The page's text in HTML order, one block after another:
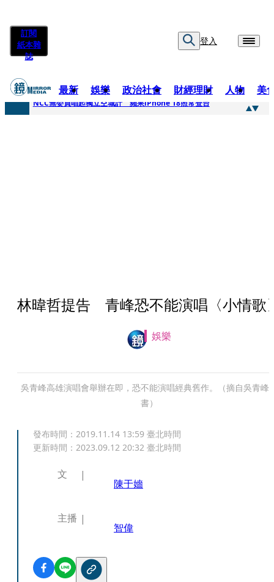
訂閱
紙本雜
誌
登入
最新 娛樂 政治社會 財經理財 人物 美
快訊
NCC無委員唱起獨立空城計 蘋果iPhone 18照常登台
林暐哲提告 青峰恐不能演唱〈小情歌
娛樂
吳青峰高雄演唱會舉辦在即，恐不能演唱經典舊作。（摘自吳青峰
書）
發布時間： 2019.11.14 13:59 臺北時間
更新時間： 2023.09.12 20:32 臺北時間
文
陳于嬙
主播
智偉